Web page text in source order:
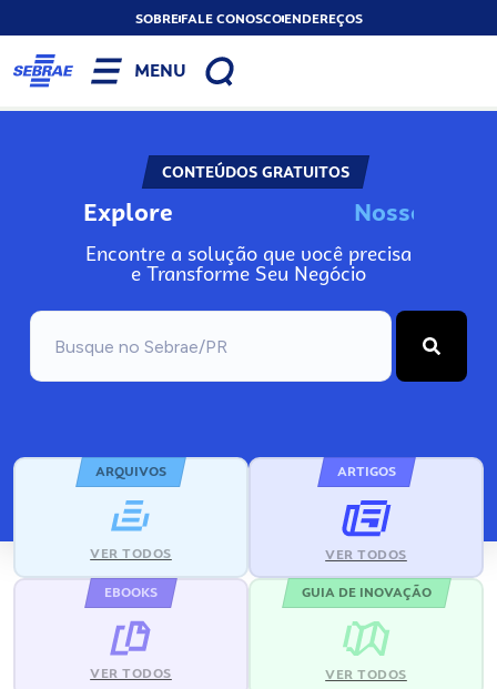
SOBREFALE CONOSCOENDEREÇOS
MENU
CONTEÚDOS GRATUITOS
Explore Nosso
Encontre a solução que você precisa
e Transforme Seu Negócio
ARQUIVOS
VER TODOS
ARTIGOS
VER TODOS
EBOOKS
VER TODOS
GUIA DE INOVAÇÃO
VER TODOS